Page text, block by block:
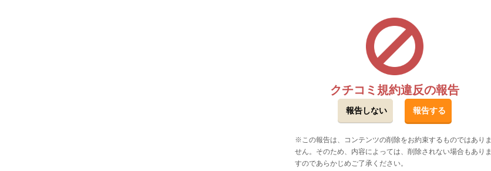
クチコミ規約違反の報告
この報告は、コンテンツの削除をお約束するものではありま
せん。そのため、内容によっては、削除されない場合もありま
すのであらかじめご了承ください。